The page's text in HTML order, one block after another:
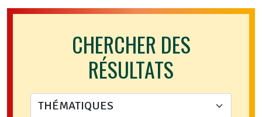
CHERCHER DES
RÉSULTATS